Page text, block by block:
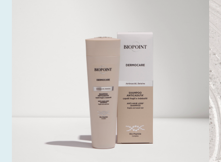
Anti-hair loss
shampoo
Delicately cleanses the skin. Strengthens and adds volume
to hair. Prepares the hair for the vial treatment, creating the
optimum conditions to improve its vitality.
Size 200 ML